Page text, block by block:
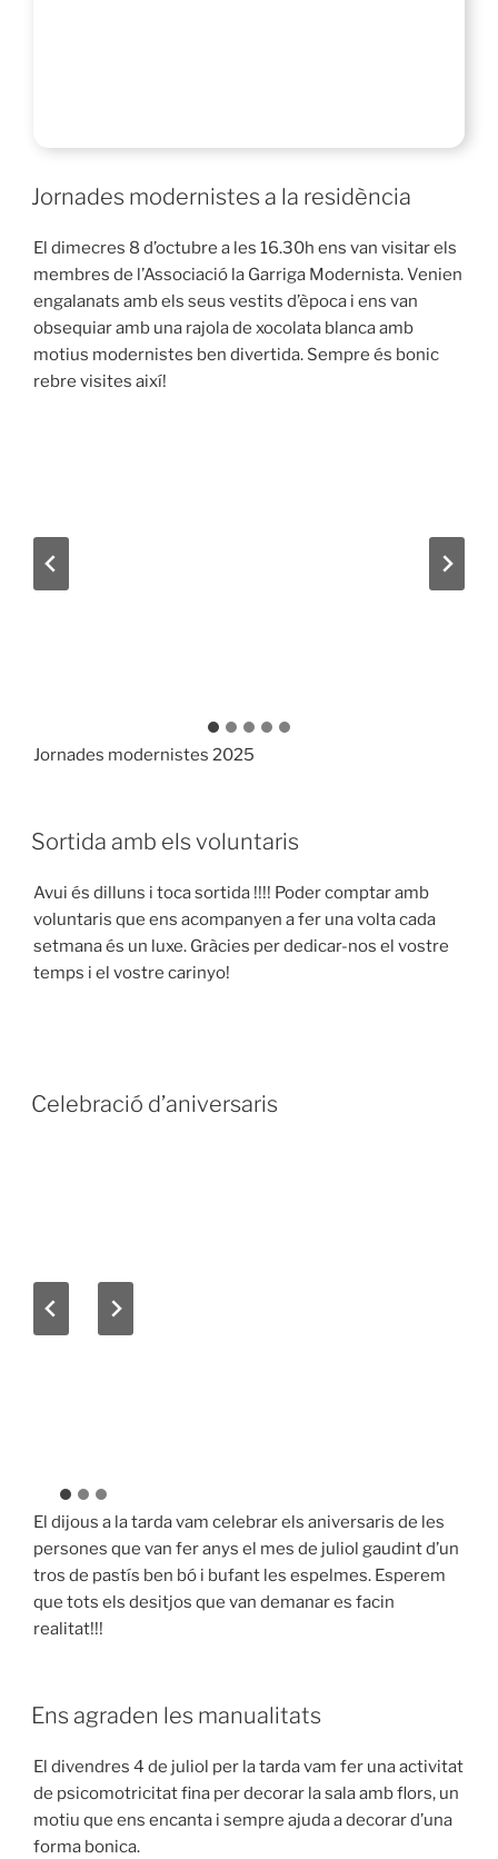
Jornades modernistes a la residència
El dimecres 8 d’octubre a les 16.30h ens van visitar els
membres de l’Associació la Garriga Modernista. Venien
engalanats amb els seus vestits d’època i ens van
obsequiar amb una rajola de xocolata blanca amb
motius modernistes ben divertida. Sempre és bonic
rebre visites així!
Jornades modernistes 2025
Sortida amb els voluntaris
Avui és dilluns i toca sortida !!!! Poder comptar amb
voluntaris que ens acompanyen a fer una volta cada
setmana és un luxe. Gràcies per dedicar-nos el vostre
temps i el vostre carinyo!
Celebració d’aniversaris
El dijous a la tarda vam celebrar els aniversaris de les
persones que van fer anys el mes de juliol gaudint d’un
tros de pastís ben bó i bufant les espelmes. Esperem
que tots els desitjos que van demanar es facin
realitat!!!
Ens agraden les manualitats
El divendres 4 de juliol per la tarda vam fer una activitat
de psicomotricitat fina per decorar la sala amb flors, un
motiu que ens encanta i sempre ajuda a decorar d’una
forma bonica.